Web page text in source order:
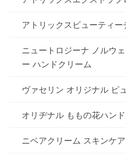
アトリックスビューティ
ニュートロジーナ ノルウ
ー ハンドクリーム
ヴァセリン オリジナル ピ
オリヂナル ももの花ハン
ニベアクリーム スキンケ